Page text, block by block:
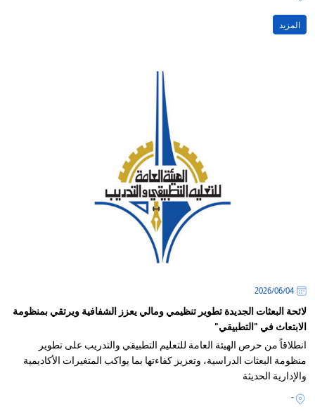
المزيد
04‏/06‏/2026
لائحة البعثات الجديدة تطوير تنظيمي ومالي يعزز الشفافية ويرتقي بمنظومة
الابتعاث في "التطبيقي"
انطلاقاً من حرص الهيئة العامة للتعليم التطبيقي والتدريب على تطوير
منظومة البعثات الدراسية، وتعزيز كفاءتها بما يواكب المتغيرات الأكاديمية
والإدارية الحديثة
-